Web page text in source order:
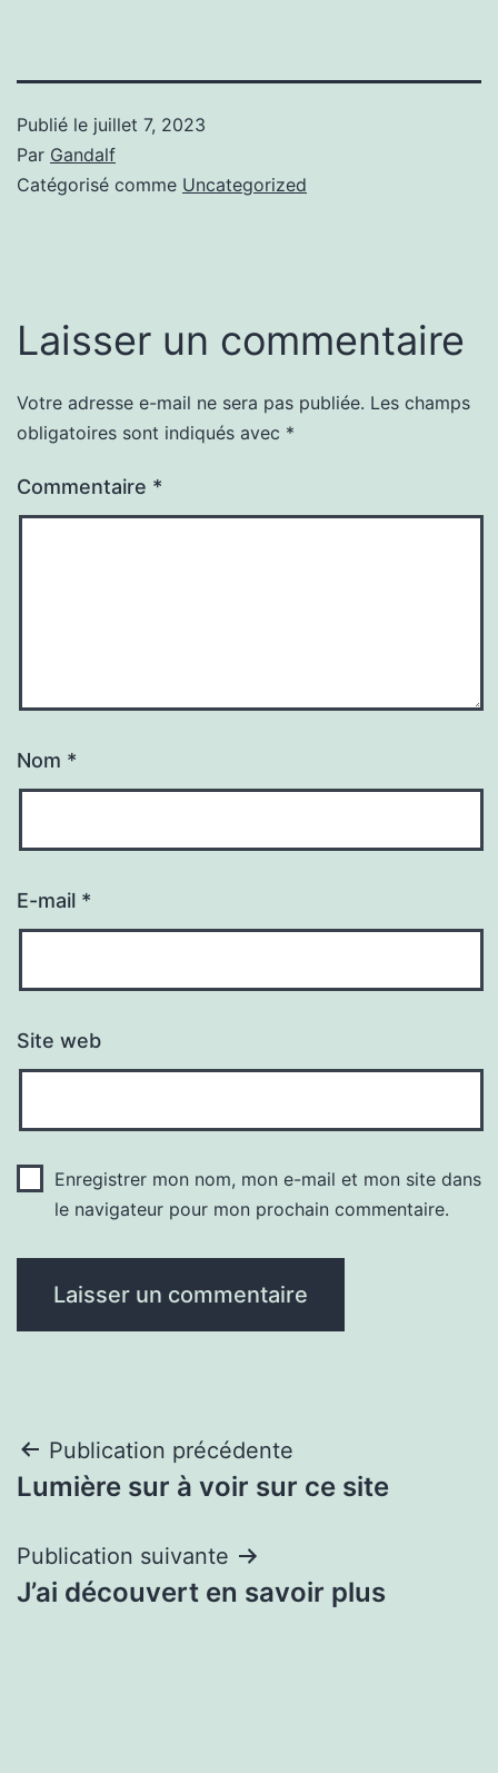
Publié le juillet 7, 2023
Par Gandalf
Catégorisé comme Uncategorized
Laisser un commentaire
Votre adresse e-mail ne sera pas publiée. Les champs
obligatoires sont indiqués avec *
Commentaire *
Nom *
E-mail *
Site web
Enregistrer mon nom, mon e-mail et mon site dans
le navigateur pour mon prochain commentaire.
Navigation
de
l’article
Publication précédente
Lumière sur à voir sur ce site
Publication suivante
J’ai découvert en savoir plus